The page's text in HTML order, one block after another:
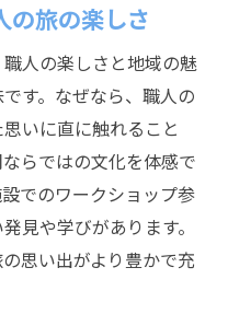
の旅の楽しさ
人の楽しさと地域の魅
す。なぜなら、職人の
いに直に触れること
らではの文化を体感で
でのワークショップ参
見や学びがあります。
思い出がより豊かで充